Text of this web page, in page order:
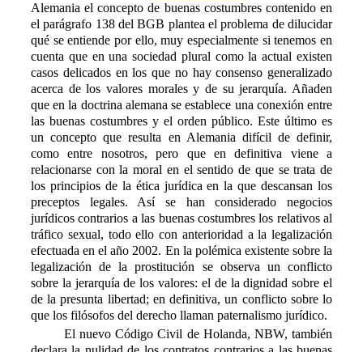
Alemania el concepto de buenas costumbres contenido en
el parágrafo 138 del BGB plantea el problema de dilucidar
qué se entiende por ello, muy especialmente si tenemos en
cuenta que en una sociedad plural como la actual existen
casos delicados en los que no hay consenso generalizado
acerca de los valores morales y de su jerarquía. Añaden
que en la doctrina alemana se establece una conexión entre
las buenas costumbres y el orden público. Este último es
un concepto que resulta en Alemania difícil de definir,
como entre nosotros, pero que en definitiva viene a
relacionarse con la moral en el sentido de que se trata de
los principios de la ética jurídica en la que descansan los
preceptos legales. Así se han considerado negocios
jurídicos contrarios a las buenas costumbres los relativos al
tráfico sexual, todo ello con anterioridad a la legalización
efectuada en el año 2002. En la polémica existente sobre la
legalización de la prostitución se observa un conflicto
sobre la jerarquía de los valores: el de la dignidad sobre el
de la presunta libertad; en definitiva, un conflicto sobre lo
que los filósofos del derecho llaman paternalismo jurídico.
El nuevoCódigoCivil de Holanda, NBW, también